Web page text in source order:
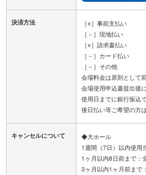
決済方法
［○］事前支払い
［－］現地払い
［○］請求書払い
［－］カード払い
［－］その他
会場料金は原則として
会場使用申込書提出後
使用日までに銀行振込
キャンセルについて
◆大ホール
1週間（7日）以内使用
1ヶ月以内8日前まで：
3ヶ月以内1ヶ月前まで